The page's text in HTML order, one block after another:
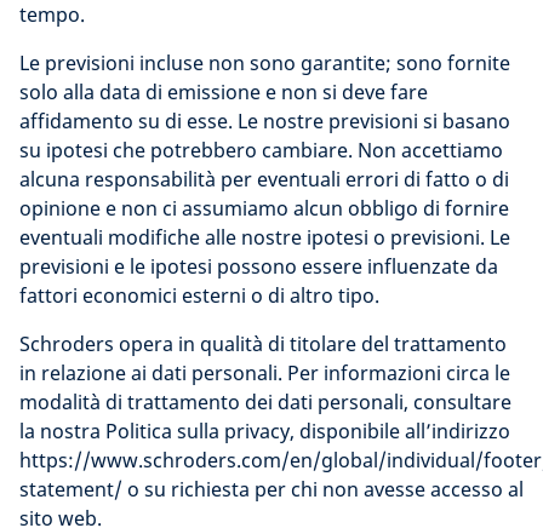
tempo.
Le previsioni incluse non sono garantite; sono fornite
solo alla data di emissione e non si deve fare
affidamento su di esse. Le nostre previsioni si basano
su ipotesi che potrebbero cambiare. Non accettiamo
alcuna responsabilità per eventuali errori di fatto o di
opinione e non ci assumiamo alcun obbligo di fornire
eventuali modifiche alle nostre ipotesi o previsioni. Le
previsioni e le ipotesi possono essere influenzate da
fattori economici esterni o di altro tipo.
Schroders opera in qualità di titolare del trattamento
in relazione ai dati personali. Per informazioni circa le
modalità di trattamento dei dati personali, consultare
la nostra Politica sulla privacy, disponibile all’indirizzo
https://www.schroders.com/en/global/individual/
statement/ o su richiesta per chi non avesse accesso al
sito web.